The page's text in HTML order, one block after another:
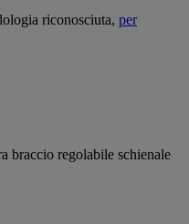
riconosciuta, per
braccio regolabile schienale